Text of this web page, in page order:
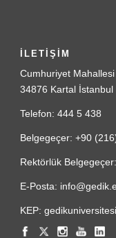
İLETİŞİM
Cumhuriyet
34876 Kartal İstanbul
Telefon: 444 5 438
Belgegeçer: +90
Rektörlük
E-Posta:
KEP: